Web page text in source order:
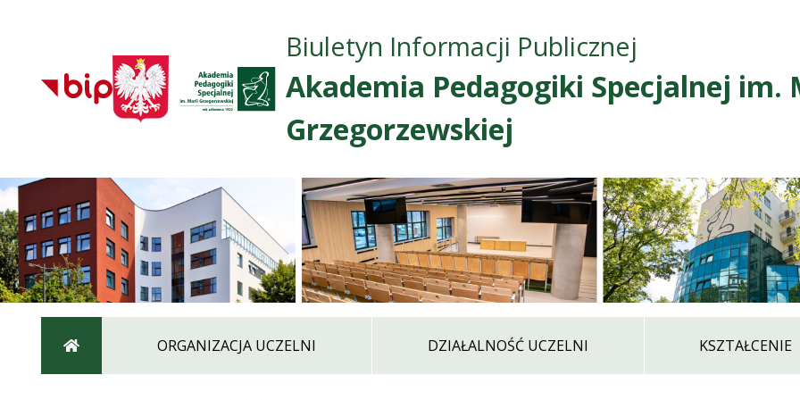
Przejdź do
głównego menu
Przejdź do treści
Przejdź do mapy
serwisu
Biuletyn Informacji Publicznej
Akademia Pedagogiki Specjalnej im.
Grzegorzewskiej
Strona głównaORGANIZACJA UCZELNI DZIAŁALNOŚĆ UCZELNI KSZTAŁCENIE